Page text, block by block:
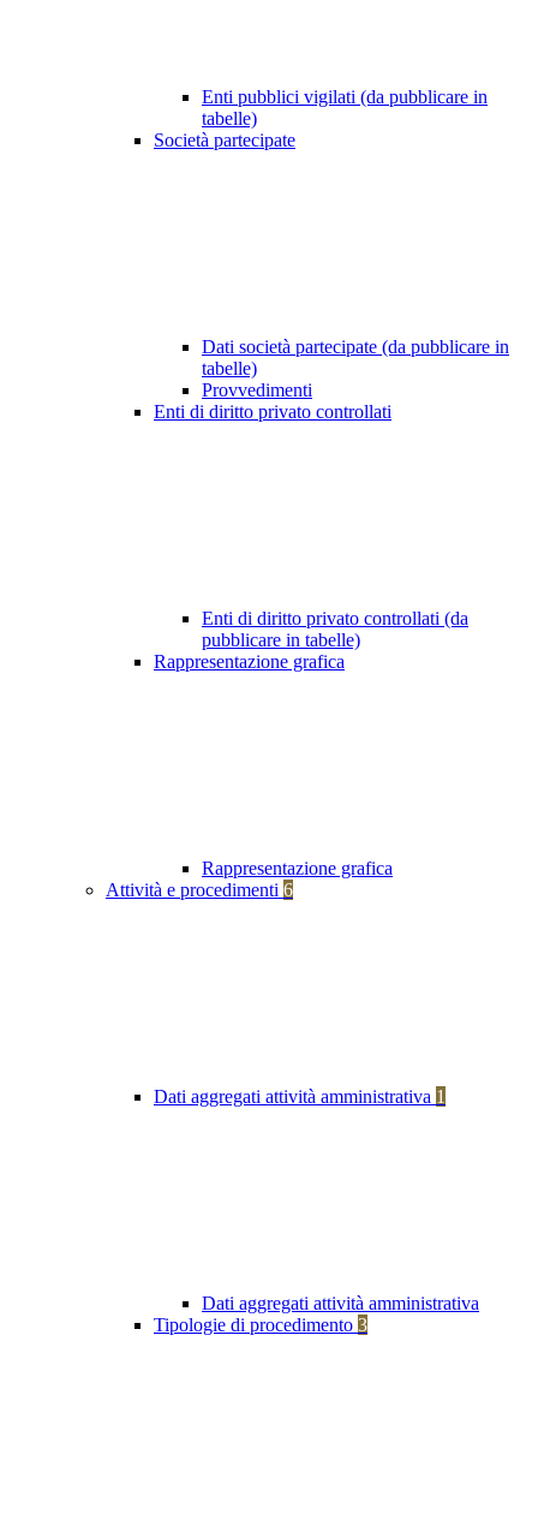
Enti pubblici vigilati (da pubblicare in
tabelle)
Società partecipate
Dati società partecipate (da pubblicare in
tabelle)
Provvedimenti
Enti di diritto privato controllati
Enti di diritto privato controllati (da
pubblicare in tabelle)
Rappresentazione grafica
Rappresentazione grafica
Attività e procedimenti 6
Dati aggregati attività amministrativa 1
Dati aggregati attività amministrativa
Tipologie di procedimento 3